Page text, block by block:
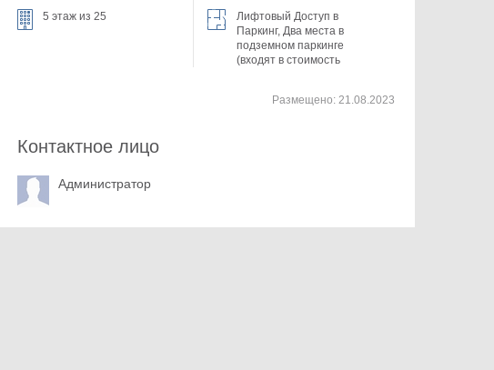
5 этаж из 25
Лифтовый Доступ в
Паркинг, Два места в
подземном паркинге
(входят в стоимость
Контактное лицо
Администратор
Размещено:21.08.2023